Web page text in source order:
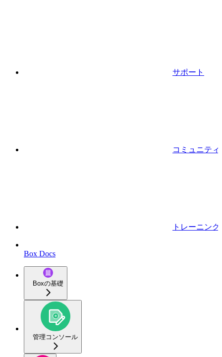
サポート
コミュニティ
トレーニング
Box Docs
Boxの基礎
管理コンソール